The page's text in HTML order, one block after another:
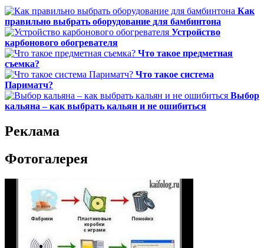
Как
правильно выбрать оборудование для бамбинтона
Устройство
карбонового обогревателя
Что такое предметная
съемка?
Что такое система
Париматч?
Выбор
кальяна – как выбрать кальян и не ошибиться
Реклама
Фотогалерея